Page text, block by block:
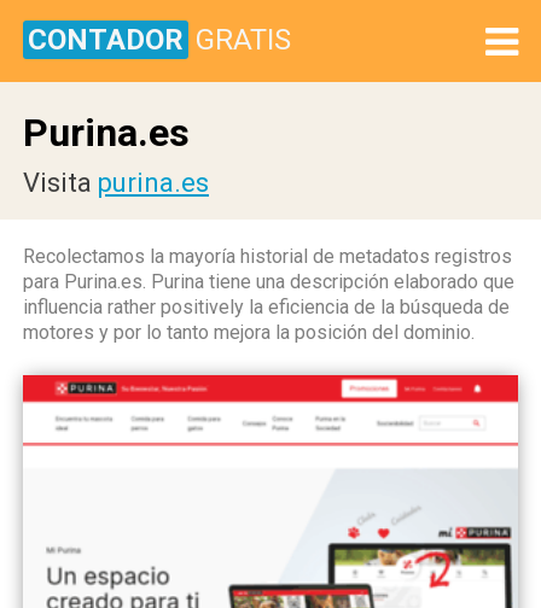
CONTADOR GRATIS
Purina.es
Visita purina.es
Recolectamos la mayoría historial de metadatos registros
para Purina.es. Purina tiene una descripción elaborado que
influencia rather positively la eficiencia de la búsqueda de
motores y por lo tanto mejora la posición del dominio.